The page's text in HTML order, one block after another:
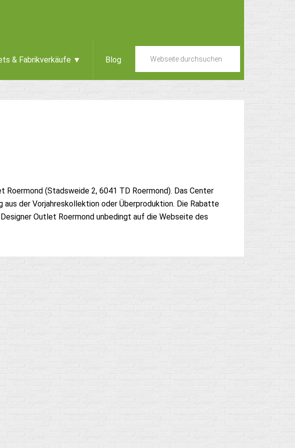
& Fabrikverkäufe ▼ Blog
(Stadsweide 2, 6041 TD Roermond). Das Center
der Vorjahreskollektion oder Überproduktion. Die Rabatte
Outlet Roermond unbedingt auf die Webseite des